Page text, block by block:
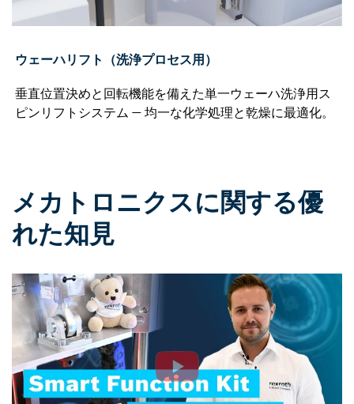
ウェーハリフト（洗浄プロセス用）
垂直位置決めと回転機能を備えた単一ウェーハ洗浄用ス
ピンリフトシステム ― 均一な化学処理と乾燥に最適化。
メカトロニクスに関する優
れた知見